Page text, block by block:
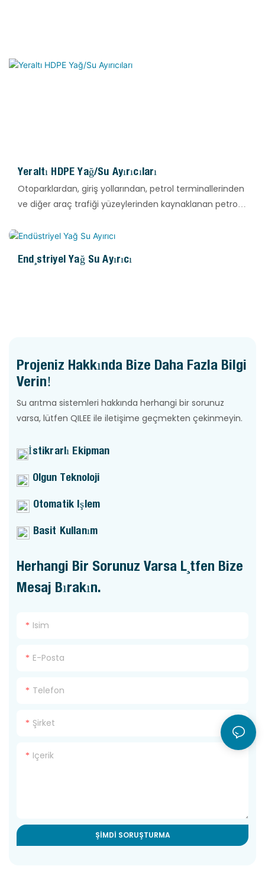
Yeraltı HDPE Yağ/Su Ayırıcıları
Otoparklardan, giriş yollarından, petrol terminallerinden
ve diğer araç trafiği yüzeylerinden kaynaklanan petrol
kaynaklarımıza karışarak ciddi çevresel sorunlar
için eksiksiz ve güvenilir ürün yelpazesi sunmaktadır.
Endüstriyel Yağ Su Ayırıcı
Projeniz Hakkında Bize Daha Fazla Bilgi
Verin!
Su arıtma sistemleri hakkında herhangi bir sorunuz
varsa, lütfen QILEE ile iletişime geçmekten çekinmeyin.
İstikrarlı Ekipman
Olgun Teknoloji
Otomatik Işlem
Basit Kullanım
Herhangi Bir Sorunuz Varsa Lütfen Bize
Mesaj Bırakın.
Isim
E-Posta
Telefon
Şirket
Içerik
ŞIMDI SORUŞTURMA